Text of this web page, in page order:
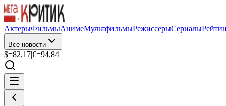
АктерыФильмыАнимеМультфильмыРежиссерыСериалы
Все новости
$=82,17|€=94,84